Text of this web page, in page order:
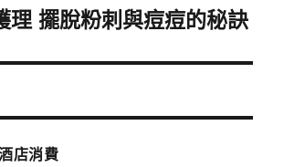
理 擺脫粉刺與痘痘的秘訣
店消費